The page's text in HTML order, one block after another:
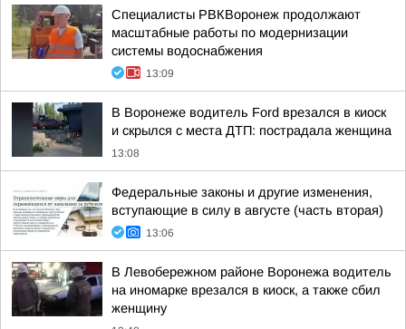
Специалисты РВКВоронеж продолжают
масштабные работы по модернизации
системы водоснабжения
13:09
В Воронеже водитель Ford врезался в киоск
и скрылся с места ДТП: пострадала женщина
13:08
Федеральные законы и другие изменения,
вступающие в силу в августе (часть вторая)
13:06
В Левобережном районе Воронежа водитель
на иномарке врезался в киоск, а также сбил
женщину